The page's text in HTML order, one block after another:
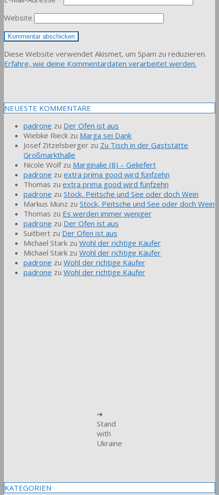
Website
Diese Website verwendet Akismet, um Spam zu reduzieren.
Erfahre, wie deine Kommentardaten verarbeitet werden.
NEUESTE KOMMENTARE
padrone zu Der Ofen ist aus
Wiebke Rieck zu Marga sei Dank
Josef Zitzelsberger zu Zu Tisch in der Gaststätte
Großmarkthalle
Nicole Wolfzu Marginalie (8) – Geliefert
padrone zu extra prima good wird fünfzehn
Thomas zu extra prima good wird fünfzehn
padrone zu Stock, Peitsche und See oder doch Wein
Markus Munz zu Stock, Peitsche und See oder doch Wein
Thomas zu Es werden immer weniger
padrone zu Der Ofen ist aus
Suitbert zu Der Ofen ist aus
Michael Stark zu Wohl der richtige Käufer
Michael Stark zu Wohl der richtige Käufer
padrone zu Wohl der richtige Käufer
padrone zu Wohl der richtige Käufer
➜
Stand
with
Ukraine
KATEGORIEN